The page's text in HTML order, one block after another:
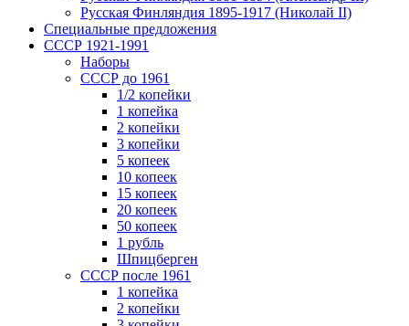
Русская Финляндия 1895-1917 (Николай II)
Специальные предложения
СССР 1921-1991
Наборы
СССР до 1961
1/2 копейки
1 копейка
2 копейки
3 копейки
5 копеек
10 копеек
15 копеек
20 копеек
50 копеек
1 рубль
Шпицберген
СССР после 1961
1 копейка
2 копейки